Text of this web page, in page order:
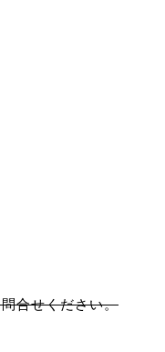
合せください。